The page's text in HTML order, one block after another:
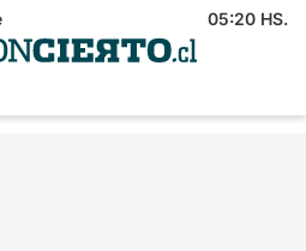
05:20 HS.